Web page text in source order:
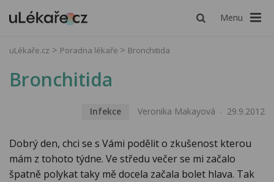
Menu
uLékaře.cz Poradna lékaře Bronchitida
Bronchitida
Infekce Veronika Makayová 29.9.2012
Dobrý den, chci se s Vámi podělit o zkušenost kterou
mám z tohoto týdne. Ve středu večer se mi začalo
špatně polykat taky mě docela začala bolet hlava. Tak